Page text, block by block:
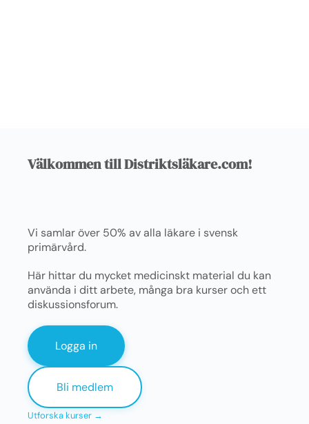
Välkommen till Distriktsläkare.com!
Vi samlar över 50% av alla läkare i svensk
primärvård.
Här hittar du mycket medicinskt material du kan
använda i ditt arbete, många bra kurser och ett
diskussionsforum.
Logga in
Bli medlem
Utforska kurser →